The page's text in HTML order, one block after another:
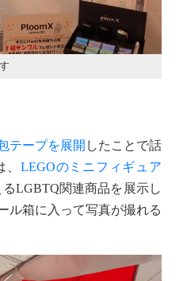
テープを展開 したことで話
LEGOのミニフィギュア
LGBTQ関連商品を展示し
ル箱に入って写真が撮れる